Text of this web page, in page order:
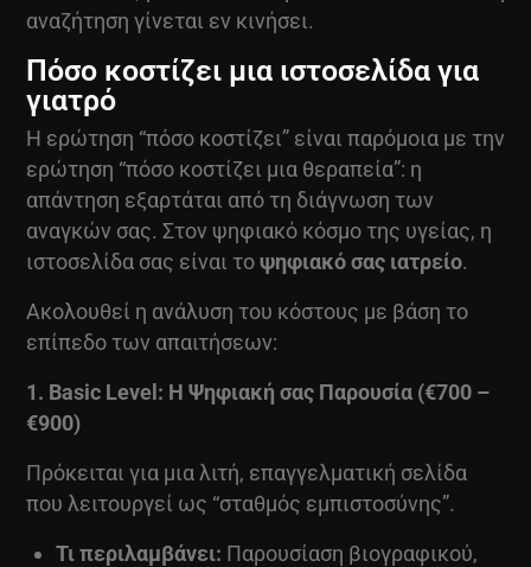
αναζήτηση γίνεται εν κινήσει.
Πόσο κοστίζει μια ιστοσελίδα για
γιατρό
Η ερώτηση “πόσο κοστίζει” είναι παρόμοια με την
ερώτηση “πόσο κοστίζει μια θεραπεία”: η
απάντηση εξαρτάται από τη διάγνωση των
αναγκών σας. Στον ψηφιακό κόσμο της υγείας, η
ιστοσελίδα σας είναι τοψηφιακό σας ιατρείο.
Ακολουθεί η ανάλυση του κόστους με βάση το
επίπεδο των απαιτήσεων:
1. Basic Level: Η Ψηφιακή σας Παρουσία (€700 –
€900)
Πρόκειται για μια λιτή, επαγγελματική σελίδα
που λειτουργεί ως “σταθμός εμπιστοσύνης”.
Τι περιλαμβάνει: Παρουσίαση βιογραφικού,